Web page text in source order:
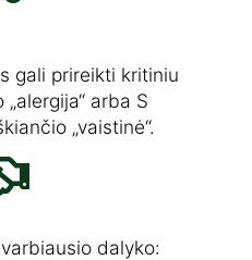
gali prireikti kritiniu
arba S
„vaistinė“.
dalyko: